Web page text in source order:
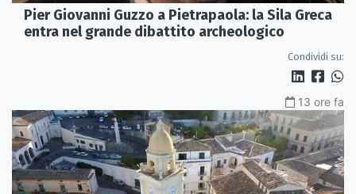
Pier Giovanni Guzzo a Pietrapaola: la Sila Greca
entra nel grande dibattito archeologico
Condividi su:
13 ore fa